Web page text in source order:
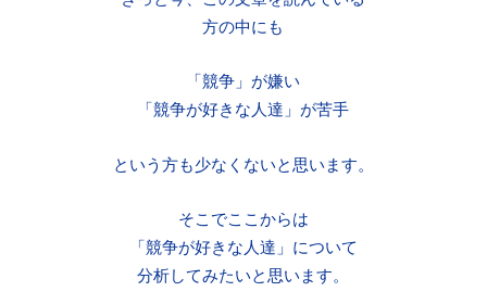
方の中にも
「競争」が嫌い
「競争が好きな人達」が苦手
という方も少なくないと思います。
そこでここからは
「競争が好きな人達」について
分析してみたいと思います。